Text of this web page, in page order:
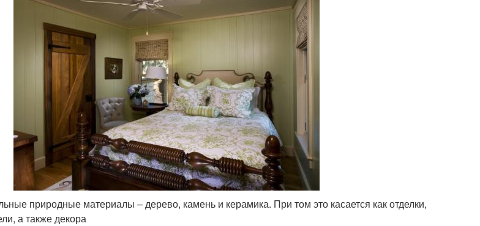
природные материалы – дерево, камень и керамика. При том это касается как отделки,
а также декора